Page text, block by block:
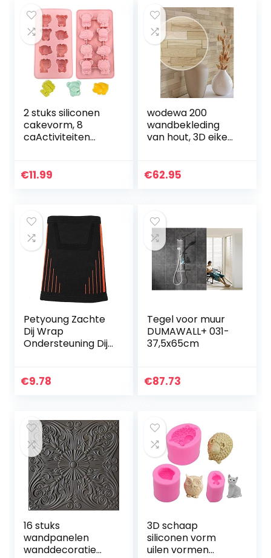
2 stuks siliconen
cakevorm, 8
caActiviteiten
taartvorm
€11.99
wodewa 200
wandbekleding
van hout, 3D eiken,
wandpanelen,
€62.95
Petyoung Zachte
Dij Wrap
Ondersteuning Dij
Beschermende
€9.78
Tegel voor muur
DUMAWALL+ 031-
37,5x65cm
€87.73
16 stuks
wandpanelen
wanddecoratie
3D schaap
siliconen vorm
uilen vormen